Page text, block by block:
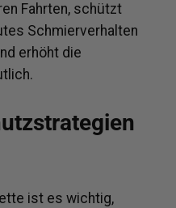
Fahrten, schützt
Schmierverhalten
erhöht die
ist es wichtig,